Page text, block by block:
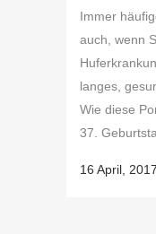
Immer
auch, wenn
langes,
Wie diese
37.
16 April, 2017